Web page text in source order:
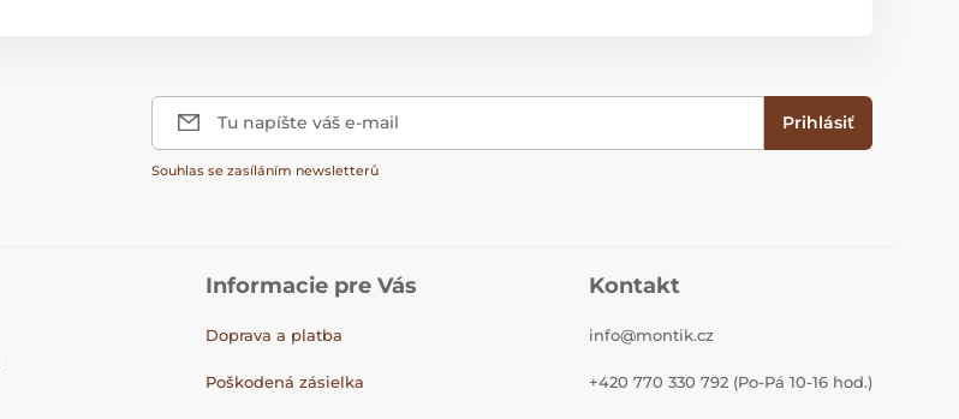
Tu napíšte váš e-mail Prihlásiť
Souhlas se zasíláním newsletterů
Informacie pre Vás
Doprava a platba
Poškodená zásielka
Kontakt
info@montik.cz
+420 770 330 792 (Po-Pá 10-16 hod.)